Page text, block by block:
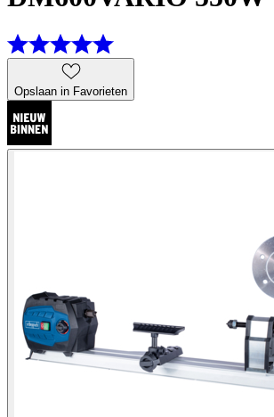
Opslaan in Favorieten